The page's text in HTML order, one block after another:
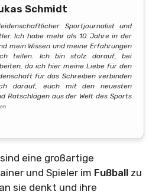
Schmidt
Sportjournalist und
Ich habe mehr als 10 Jahre in der
mein Wissen und meine Erfahrungen
teilen. Ich bin stolz darauf, bei
da ich hier meine Liebe für den
für das Schreiben verbinden
darauf, euch mit den neuesten
Ratschlägen aus der Welt des Sports
eine großartige
und Spieler im Fußball zu
sie denkt und ihre